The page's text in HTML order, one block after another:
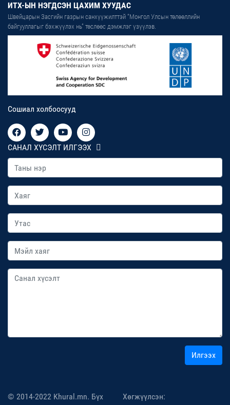
ИТХ-ЫН НЭГДСЭН ЦАХИМ ХУУДАС
Швейцарын Засгийн газрын санхүүжилттэй “Монгол Улсын төлөөллийн
байгууллагыг бэхжүүлэх нь” төслөөс дэмжлэг үзүүлэв.
Сошиал холбоосууд
САНАЛ ХҮСЭЛТ ИЛГЭЭХ
Илгээх
© 2014-2022 Khural.mn. Бүх
Хөгжүүлсэн: